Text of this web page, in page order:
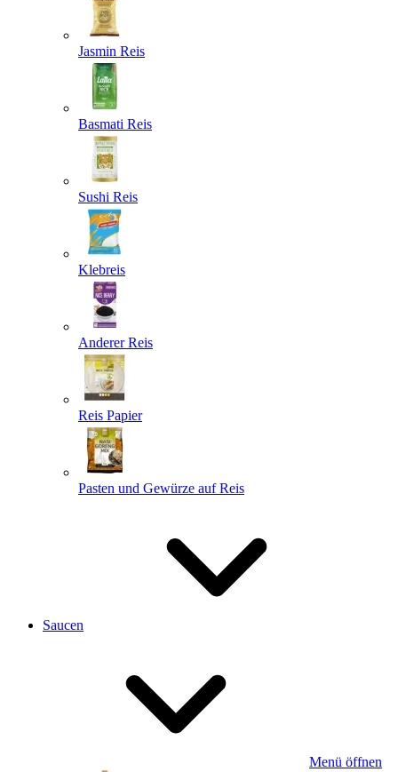
Jasmin Reis
Basmati Reis
Sushi Reis
Klebreis
Anderer Reis
Reis Papier
Pasten und Gewürze auf Reis
Saucen
Menü öffnen